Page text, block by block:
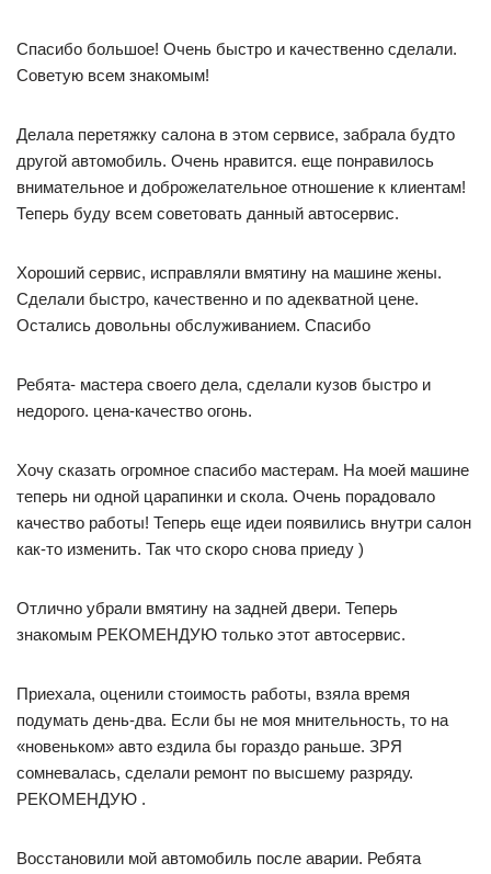
Спасибо большое! Очень быстро и качественно сделали.
Советую всем знакомым!
Делала перетяжку салона в этом сервисе, забрала будто
другой автомобиль. Очень нравится. еще понравилось
внимательное и доброжелательное отношение к клиентам!
Теперь буду всем советовать данный автосервис.
Хороший сервис, исправляли вмятину на машине жены.
Сделали быстро, качественно и по адекватной цене.
Остались довольны обслуживанием. Спасибо
Ребята- мастера своего дела, сделали кузов быстро и
недорого. цена-качество огонь.
Хочу сказать огромное спасибо мастерам. На моей машине
теперь ни одной царапинки и скола. Очень порадовало
качество работы! Теперь еще идеи появились внутри салон
как-то изменить. Так что скоро снова приеду )
Отлично убрали вмятину на задней двери. Теперь
знакомым РЕКОМЕНДУЮ только этот автосервис.
Приехала, оценили стоимость работы, взяла время
подумать день-два. Если бы не моя мнительность, то на
«новеньком» авто ездила бы гораздо раньше. ЗРЯ
сомневалась, сделали ремонт по высшему разряду.
РЕКОМЕНДУЮ .
Восстановили мой автомобиль после аварии. Ребята